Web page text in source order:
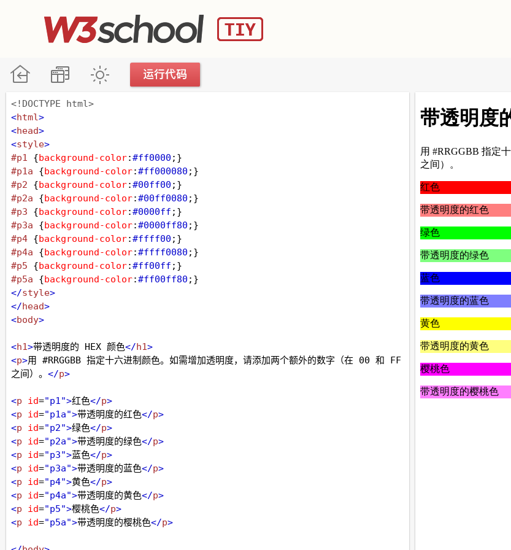
<!DOCTYPE html>
<html>
<head>
<style>
#p1 {background-color:#ff0000 ;}
#p1a {background-color:#ff000080 ;}
#p2 {background-color:#00ff00 ;}
#p2a {background-color:#00ff0080 ;}
#p3 {background-color:#0000ff ;}
#p3a {background-color:#0000ff80 ;}
#p4 {background-color:#ffff00 ;}
#p4a {background-color:#ffff0080 ;}
#p5 {background-color:#ff00ff ;}
#p5a {background-color:#ff00ff80 ;}
</style>
</head>
<body>
<h1>带透明度的 HEX 颜色</h1>
<p>用 #RRGGBB 指定十六进制颜色。如需增加透明度，请添加两个额外的数字（在 00 和 FF
之间）。 </p>
<p id="p1">红色</p>
<p id="p1a">带透明度的红色</p>
<p id="p2">绿色</p>
<p id="p2a">带透明度的绿色</p>
<p id="p3">蓝色</p>
<p id="p3a">带透明度的蓝色</p>
<p id="p4">黄色</p>
<p id="p4a">带透明度的黄色</p>
<p id="p5">樱桃色</p>
<p id="p5a">带透明度的樱桃色</p>